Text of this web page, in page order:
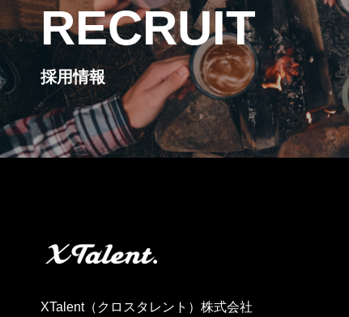
RECRUIT
採用情報
XTalent（クロスタレント）株式会社